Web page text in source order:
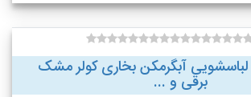
آبگرمکن بخاری کولر مشک
برقی و ...